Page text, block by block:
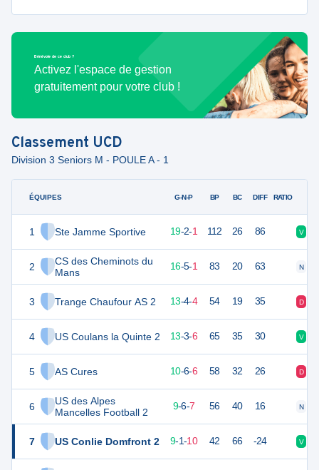
Bénévole de ce club ?
Activez l'espace de gestion
gratuitement pour votre club !
Classement UCD
Division 3 Seniors M - POULE A - 1
ÉQUIPES
1 Ste Jamme Sportive
2
CS des Cheminots du
Mans
3 Trange Chaufour AS 2
4 US Coulans la Quinte 2
5 AS Cures
6
US des Alpes
Mancelles Football 2
7 US Conlie Domfront 2
G-N-P BP BC DIFF RATIO
59 19-2-1 112 26 86 V
53 22 16-5-1 83 20 63 N
42 22 13-4-4 54 19 35 D
42 22 13-3-6 65 35 30 V
10-6-6 58 32 26 D
33 9-6-7 56 40 16 N
26 22 9-1-10 42 66 -24 V